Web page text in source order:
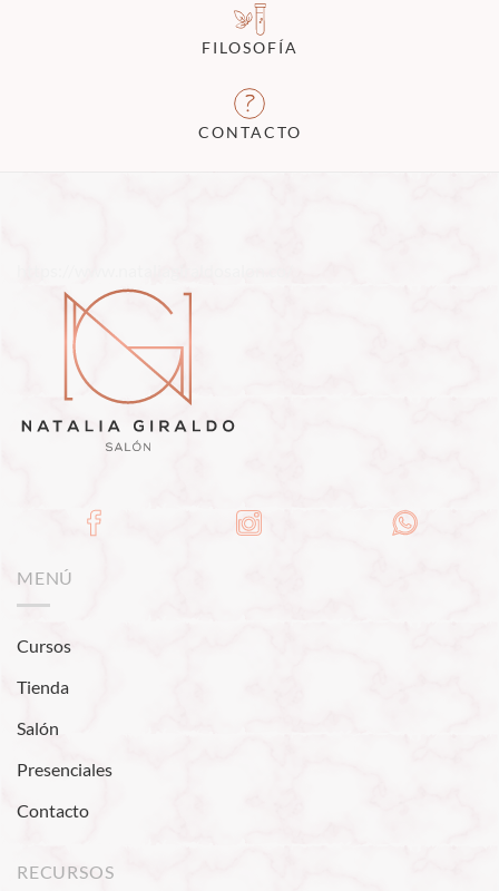
FILOSOFÍA
CONTACTO
MENÚ
Cursos
Tienda
Salón
Presenciales
Contacto
RECURSOS